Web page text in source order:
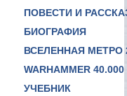
ПОВЕСТИ И
БИОГРАФИЯ
ВСЕЛЕННАЯ МЕТРО
WARHAMMER 40.000
УЧЕБНИК